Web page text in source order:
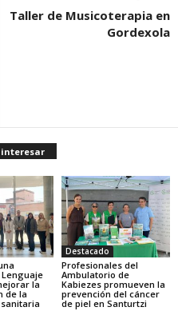
Taller de Musicoterapia en
Gordexola
interesar
la
de la
Destacado
Profesionales del
Ambulatorio de
Kabiezes promueven la
prevención del cáncer
de piel en Santurtzi